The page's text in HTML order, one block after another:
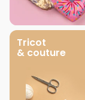
Tricot
& couture